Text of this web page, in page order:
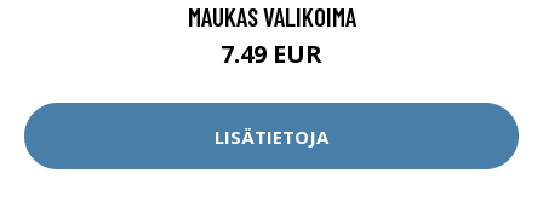
MAUKAS VALIKOIMA
7.49 EUR
LISÄTIETOJA